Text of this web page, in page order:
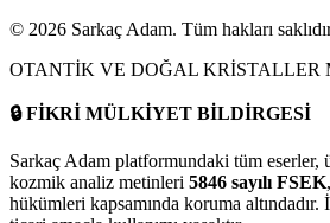
© 2026 Sarkaç Adam. Tüm hakları
OTANTİK VE DOĞAL KRİSTALLER
🔒FİKRİ MÜLKİYET BİLDİRGESİ
Sarkaç Adam platformundaki tüm eserler,
kozmik analiz metinleri 5846 sayılı FSEK
hükümleri kapsamında koruma